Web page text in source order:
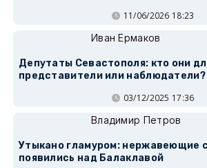
11/06/2026 18:23
Иван Ермаков
Депутаты Севастополя: кто они
представители или наблюдатели?
03/12/2025 17:36
Владимир Петров
Утыкано гламуром: нержавеющие
появились над Балаклавой